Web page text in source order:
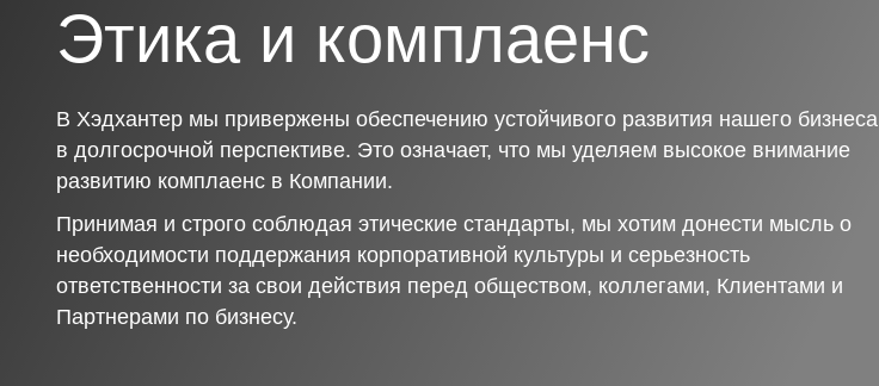
Этика и комплаенс
В Хэдхантер мы привержены обеспечению устойчивого развития нашего бизнеса
в долгосрочной перспективе. Это означает, что мы уделяем высокое внимание
развитию комплаенс в Компании.
Принимая и строго соблюдая этические стандарты, мы хотим донести мысль о
необходимости поддержания корпоративной культуры и серьезность
ответственности за свои действия перед обществом, коллегами, Клиентами и
Партнерами по бизнесу.